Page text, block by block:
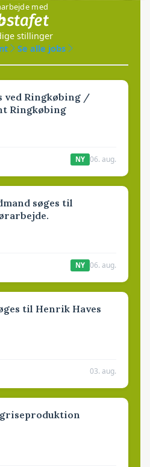
med
stillinger
Se alle jobs
ved Ringkøbing /
Ringkøbing
NY 06. aug.
søges til
NY 06. aug.
til Henrik Haves
03. aug.